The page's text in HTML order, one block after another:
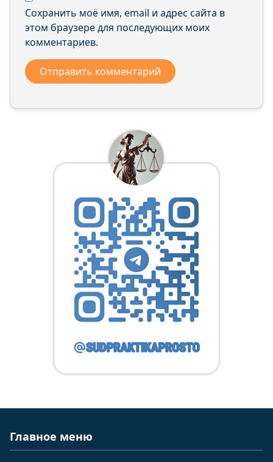
Сохранить моё имя, email и адрес сайта в
этом браузере для последующих моих
комментариев.
Главное меню